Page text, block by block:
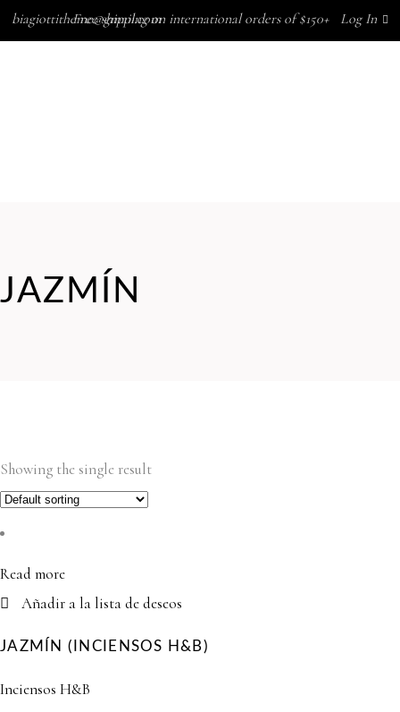
biagiottitheme@gmail.com
Free shipping on international orders of $150+ Log In
ACTUALIDAD
JAZMÍN
Showing the single result
Read more
Añadir a la lista de deseos
JAZMÍN (INCIENSOS H&B)
Inciensos H&B